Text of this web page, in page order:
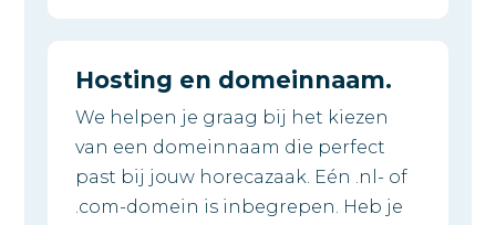
Hosting en domeinnaam.
We helpen je graag bij het kiezen
van een domeinnaam die perfect
past bij jouw horecazaak. Eén .nl- of
.com-domein is inbegrepen. Heb je